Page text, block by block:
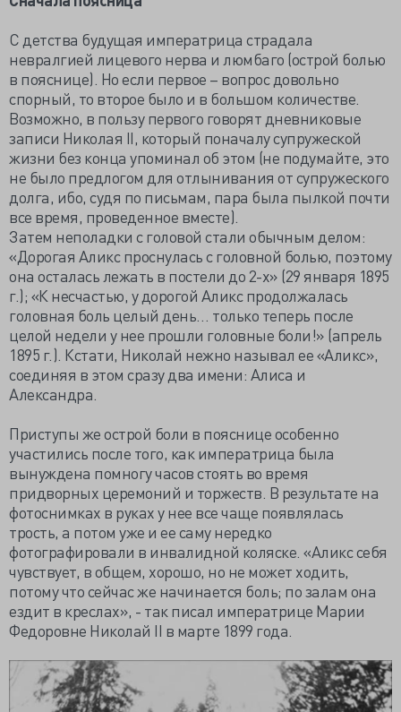
С детства будущая императрица страдала
невралгией лицевого нерва и люмбаго (острой болью
в пояснице). Но если первое – вопрос довольно
спорный, то второе было и в большом количестве.
Возможно, в пользу первого говорят дневниковые
записи Николая II, который поначалу супружеской
жизни без конца упоминал об этом (не подумайте, это
не было предлогом для отлынивания от супружеского
долга, ибо, судя по письмам, пара была пылкой почти
все время, проведенное вместе).
Затем неполадки с головой стали обычным делом:
«Дорогая Аликс проснулась с головной болью, поэтому
она осталась лежать в постели до 2-х» (29 января 1895
г.); «К несчастью, у дорогой Аликс продолжалась
головная боль целый день… только теперь после
целой недели у нее прошли головные боли!» (апрель
1895 г.). Кстати, Николай нежно называл ее «Аликс»,
соединяя в этом сразу два имени: Алиса и
Александра.
Приступы же острой боли в пояснице особенно
участились после того, как императрица была
вынуждена помногу часов стоять во время
придворных церемоний и торжеств. В результате на
фотоснимках в руках у нее все чаще появлялась
трость, а потом уже и ее саму нередко
фотографировали в инвалидной коляске. «Аликс себя
чувствует, в общем, хорошо, но не может ходить,
потому что сейчас же начинается боль; по залам она
ездит в креслах», - так писал императрице Марии
Федоровне Николай II в марте 1899 года.